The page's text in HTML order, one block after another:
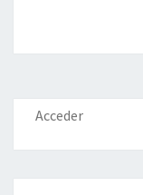
Acceder